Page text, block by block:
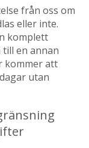
från oss om
eller inte.
komplett
en annan
kommer att
utan